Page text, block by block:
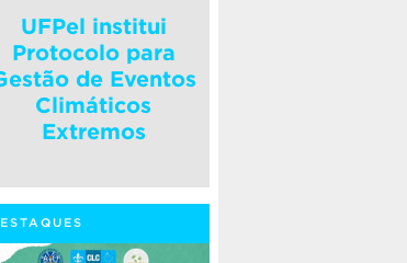
UFPel institui
Protocolo para
de Eventos
Climáticos
Extremos